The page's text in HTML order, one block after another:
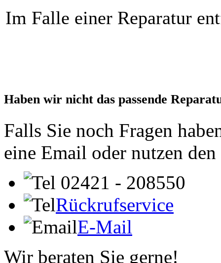
Im Falle einer Reparatur
Haben wir nicht das passende
Falls Sie noch Fragen
eine Email oder nutzen
02421 - 208550
Rückrufservice
E-Mail
Wir beraten Sie gerne!